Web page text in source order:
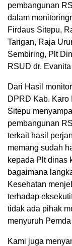
pembangunan
dalam
Firdaus Sitepu,
Tarigan, Raja
Sembiring, Plt
RSUD dr.
Dari Hasil
DPRD Kab. Karo
Sitepu
pembangunan
terkait hasil
memang sudah
kepada Plt dinas
bagaimana
Kesehatan
terhadap
tidak ada pihak
menyuruh
Kami juga